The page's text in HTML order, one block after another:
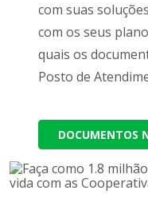
com suas
com os seus
quais os
Posto de
DOCUMENTOS